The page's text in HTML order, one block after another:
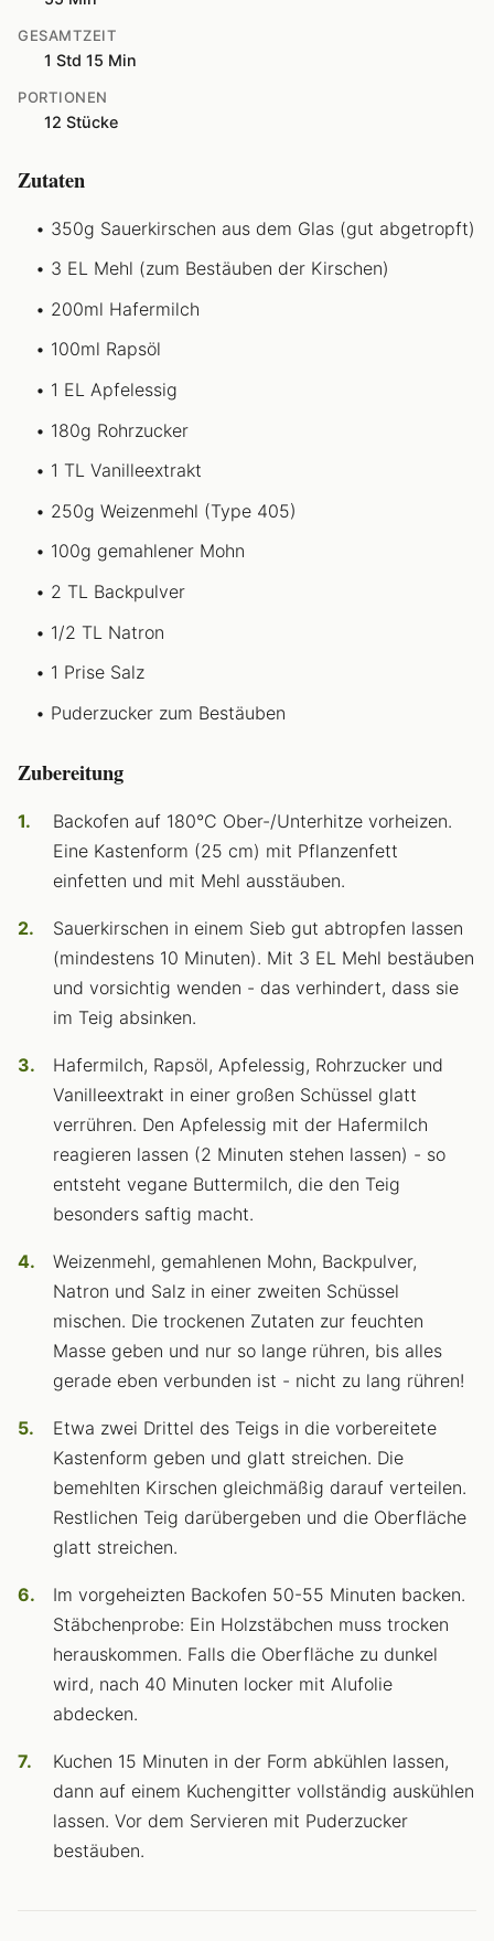
GESAMTZEIT
1 Std 15 Min
PORTIONEN
12 Stücke
Zutaten
350g Sauerkirschen aus dem Glas (gut abgetropft)
3 EL Mehl (zum Bestäuben der Kirschen)
200ml Hafermilch
100ml Rapsöl
1 EL Apfelessig
180g Rohrzucker
1 TL Vanilleextrakt
250g Weizenmehl (Type 405)
100g gemahlener Mohn
2 TL Backpulver
1/2 TL Natron
1 Prise Salz
Puderzucker zum Bestäuben
Zubereitung
Backofen auf 180°C Ober-/Unterhitze vorheizen.
Eine Kastenform (25 cm) mit Pflanzenfett
einfetten und mit Mehl ausstäuben.
Sauerkirschen in einem Sieb gut abtropfen lassen
(mindestens 10 Minuten). Mit 3 EL Mehl bestäuben
und vorsichtig wenden - das verhindert, dass sie
im Teig absinken.
Hafermilch, Rapsöl, Apfelessig, Rohrzucker und
Vanilleextrakt in einer großen Schüssel glatt
verrühren. Den Apfelessig mit der Hafermilch
reagieren lassen (2 Minuten stehen lassen) - so
entsteht vegane Buttermilch, die den Teig
besonders saftig macht.
Weizenmehl, gemahlenen Mohn, Backpulver,
Natron und Salz in einer zweiten Schüssel
mischen. Die trockenen Zutaten zur feuchten
Masse geben und nur so lange rühren, bis alles
gerade eben verbunden ist - nicht zu lang rühren!
Etwa zwei Drittel des Teigs in die vorbereitete
Kastenform geben und glatt streichen. Die
bemehlten Kirschen gleichmäßig darauf verteilen.
Restlichen Teig darübergeben und die Oberfläche
glatt streichen.
Im vorgeheizten Backofen 50-55 Minuten backen.
Stäbchenprobe: Ein Holzstäbchen muss trocken
herauskommen. Falls die Oberfläche zu dunkel
wird, nach 40 Minuten locker mit Alufolie
abdecken.
Kuchen 15 Minuten in der Form abkühlen lassen,
dann auf einem Kuchengitter vollständig auskühlen
lassen. Vor dem Servieren mit Puderzucker
bestäuben.